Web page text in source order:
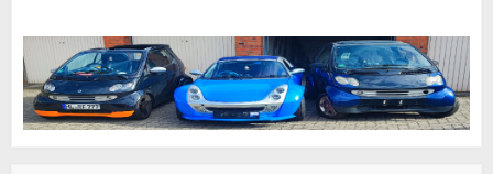
Nicht wundern: Der Teppich wurde wegen dem GfK-
Gehäuse damals bearbeitet.